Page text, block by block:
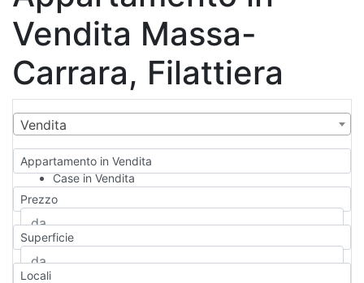
Vendita Massa-
Carrara, Filattiera
Vendita
Appartamento in Vendita
Case in Vendita
Qualsiasi
Appartamento
Casa indipendente
Casa Semi-indipendente
Attico/Mansarda
Prezzo
Superficie
Locali